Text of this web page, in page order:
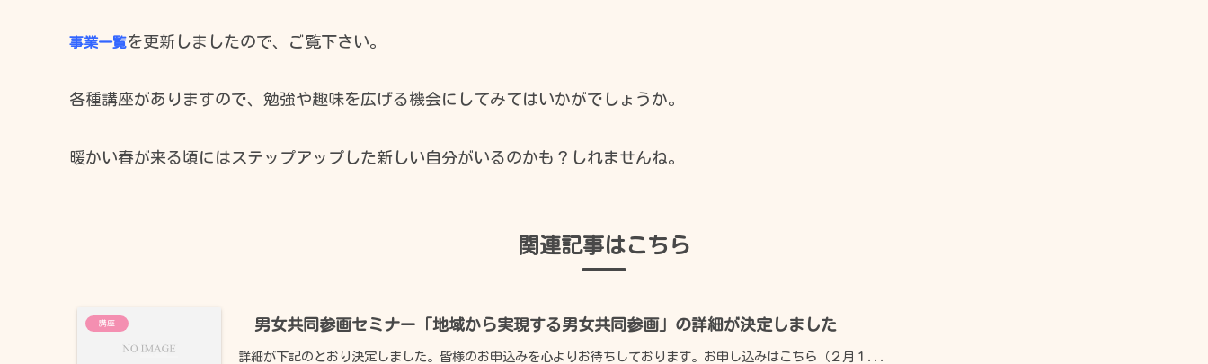
09:00 - 17:00
17:00 - 21:00 休 休
祝日の開館時間は、9：00～17：00です。
事業一覧を更新しましたので、ご覧下さい。
各種講座がありますので、勉強や趣味を広げる機会にしてみてはいかがでしょうか。
暖かい春が来る頃にはステップアップした新しい自分がいるのかも？しれませんね。
関連記事はこちら
講座 男女共同参画セミナー「地域から実現する男女共同参画」の詳細が決定しました
詳細が下記のとおり決定しました。皆様のお申込みを心よりお待ちしております。お申し込みはこちら（２月１...